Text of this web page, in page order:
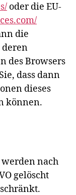
oder die EU-
die
deren
des Browsers
dass dann
dieses
können.
nach
gelöscht